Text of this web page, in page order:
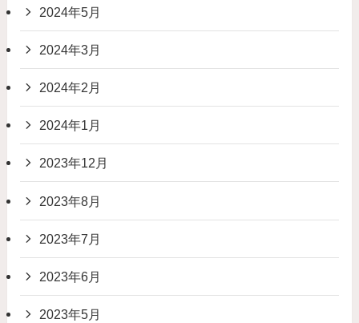
2024年5月
2024年3月
2024年2月
2024年1月
2023年12月
2023年8月
2023年7月
2023年6月
2023年5月